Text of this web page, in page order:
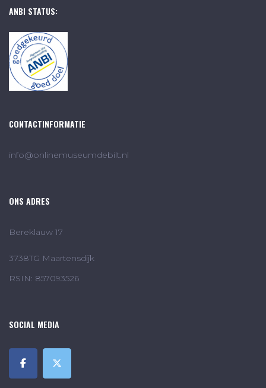
ANBI STATUS:
CONTACTINFORMATIE
info@onlinemuseumdebilt.nl
ONS ADRES
Bereklauw 17
3738TG Maartensdijk
RSIN: 857093526
SOCIAL MEDIA